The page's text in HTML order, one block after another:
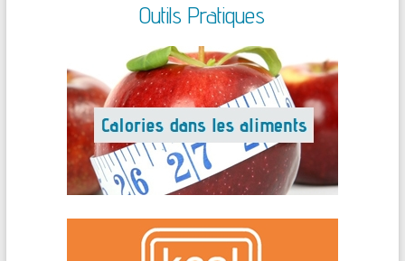
Outils Pratiques